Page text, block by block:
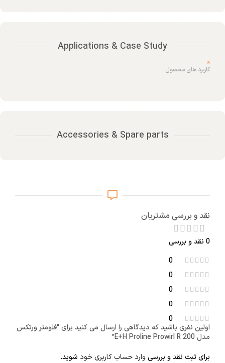
Applications & Case Study
کاربرد های محصول
Accessories & Spare parts
نقد و بررسی مشتریان
0 نقد و بررسی
0
0
0
0
0
اولین نفری باشید که دیدگاهی را ارسال می کنید برای “فلومتر ورتکس
مدل E+H Proline Prowirl R 200”
برای ثبت نقد و بررسیوارد حساب کاربری خود شوید.